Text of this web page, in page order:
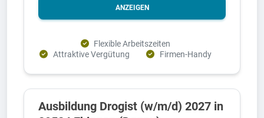
ANZEIGEN
Flexible Arbeitszeiten
Attraktive Vergütung
Firmen-Handy
Ausbildung Drogist (w/m/d) 2027 in